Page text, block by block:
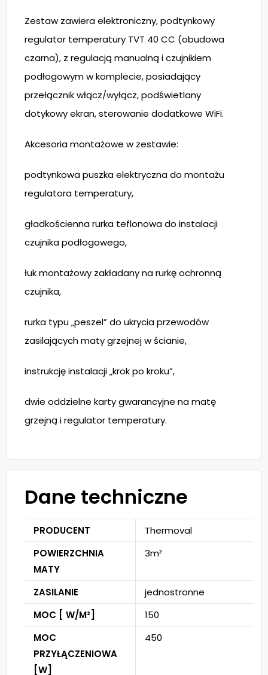
Zestaw zawiera elektroniczny, podtynkowy
regulator temperatury TVT 40 CC (obudowa
czarna), z regulacją manualną i czujnikiem
podłogowym w komplecie, posiadający
przełącznik włącz/wyłącz, podświetlany
dotykowy ekran, sterowanie dodatkowe WiFi.
Akcesoria montażowe w zestawie:
podtynkowa puszka elektryczna do montażu
regulatora temperatury,
gładkościenna rurka teflonowa do instalacji
czujnika podłogowego,
łuk montażowy zakładany na rurkę ochronną
czujnika,
rurka typu „peszel” do ukrycia przewodów
zasilających maty grzejnej w ścianie,
instrukcję instalacji „krok po kroku”,
dwie oddzielne karty gwarancyjne na matę
grzejną i regulator temperatury.
Dane techniczne
PRODUCENT
Thermoval
POWIERZCHNIA
MATY
3m²
ZASILANIE
jednostronne
MOC [ W/M²]
150
MOC
PRZYŁĄCZENIOWA
[W]
450